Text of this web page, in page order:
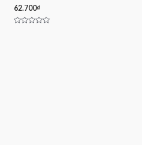
62.700₫